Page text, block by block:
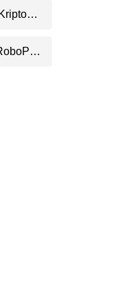
LinkedIn
Telegram